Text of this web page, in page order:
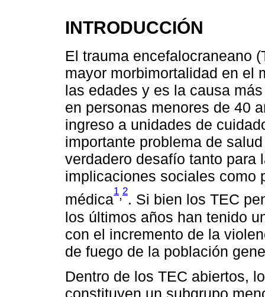
INTRODUCCIÓN
El trauma encefalocraneano
mayor morbimortalidad en el
las edades y es la causa
en personas menores de 40
ingreso a unidades de
importante problema de
verdadero desafío tanto para
implicaciones sociales como
médica
1,2
. Si bien los TEC
los últimos años han tenido
con el incremento de la
de fuego de la población
Dentro de los TEC abiertos,
constituyen un subgrupo